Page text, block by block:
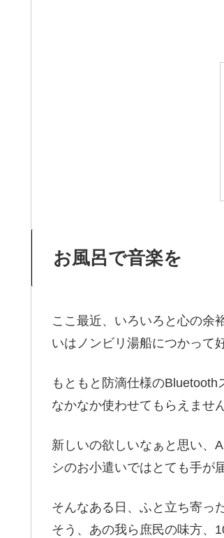
お風呂で音楽を
ここ最近、いろいろと心の余
いはノンビリ湯船につかって
もともと防滴仕様の
なかなか使わせてもらえません
新しいの欲しいなぁと思い、
シのお小遣いではとても手が
そんなある日、ふと立ち寄っ
そう、あの我ら庶民の味方、